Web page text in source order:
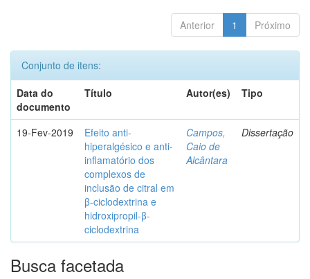
Anterior 1 Próximo
Conjunto de itens:
Data do
documento
Título Autor(es) Tipo
19-Fev-2019
Efeito anti-
hiperalgésico e anti-
inflamatório dos
complexos de
inclusão de citral em
β-ciclodextrina e
hidroxipropil-β-
ciclodextrina
Campos,
Caio de
Alcântara
Dissertação
Busca facetada